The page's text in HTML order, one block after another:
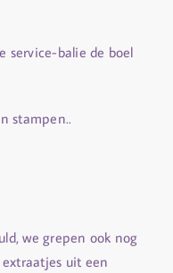
service-balie de boel
stampen..
we grepen ook nog
uit een